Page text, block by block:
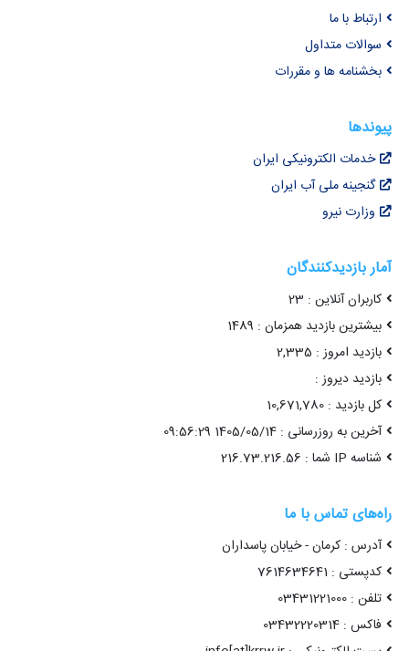
ارتباط با ما
سوالات متداول
بخشنامه ها و مقررات
پیوندها
خدمات الکترونیکی ایران
گنجینه ملی آب ایران
وزارت نیرو
آمار بازدیدکنندگان
کاربران آنلاین : 23
بیشترین بازدید همزمان : 1489
بازدید امروز : 2,335
بازدید دیروز :
کل بازدید : 10,671,780
آخرین به روزرسانی : 1405/05/14 09:56:29
شناسه IP شما : 216.73.216.56
راه‌های تماس با ما
آدرس : کرمان - خیابان پاسداران
کدپستی : 7614634641
تلفن : 03431221000
فاکس : 03432220314